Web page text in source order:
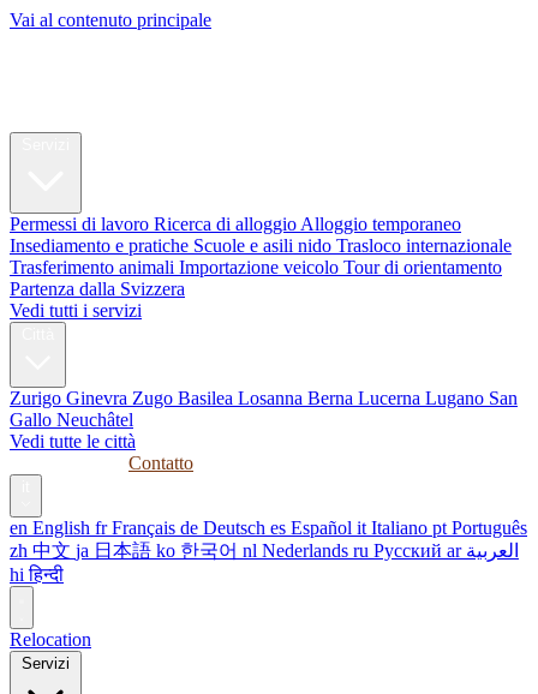
Vai al contenuto principale
Permessi di lavoro Ricerca di alloggio Alloggio temporaneo
Insediamento e pratiche Scuole e asili nido Trasloco internazionale
Trasferimento animali Importazione veicolo Tour di orientamento
Partenza dalla Svizzera
Vedi tutti i servizi
Zurigo Ginevra Zugo Basilea Losanna Berna Lucerna Lugano San
Gallo Neuchâtel
Vedi tutte le città
Contatto
en English fr Français de Deutsch es Español it Italiano pt Português
zh 中文 ja 日本語 ko 한국어 nl Nederlands ru Русский ar العربية
hi हिन्दी
Relocation
Servizi